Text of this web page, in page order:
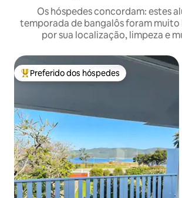
Os hóspedes concordam: estes
temporada de bangalôs foram muito
por sua localização, limpeza e
Entre os melhores preferidos dos hóspedes
Preferido dos hóspedes